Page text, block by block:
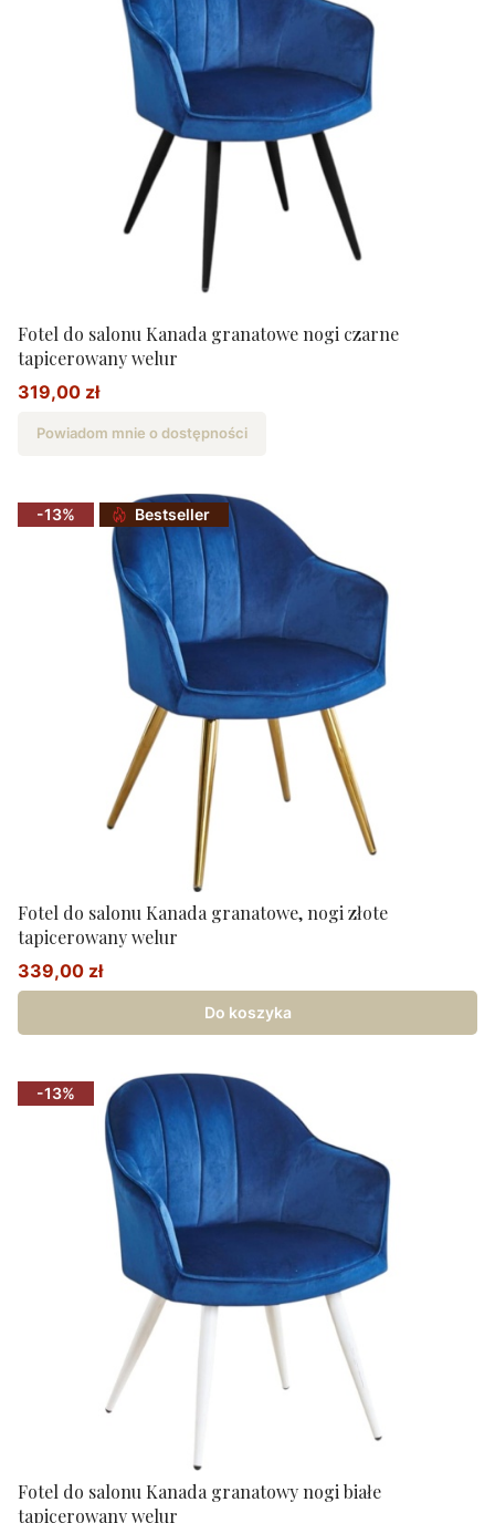
Fotel do salonu Kanada granatowe nogi czarne
tapicerowany welur
Cena promocyjna
319,00 zł
Powiadom mnie o dostępności
-13% Bestseller
Fotel do salonu Kanada granatowe, nogi złote
tapicerowany welur
Cena promocyjna
339,00 zł
Do koszyka
-13%
Fotel do salonu Kanada granatowy nogi białe
tapicerowany welur